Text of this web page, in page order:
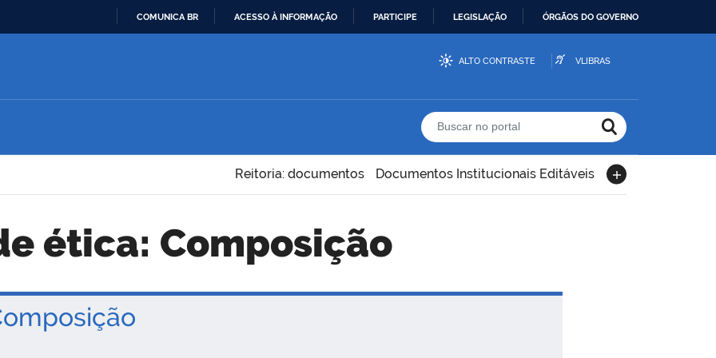
CONTEÚDO
COMUNICA BR ACESSO À INFORMAÇÃO PARTICIPE LEGISLAÇÃO ÓRGÃOS DO GOVERNO
ALTO CONTRASTE VLIBRAS
Buscar no portal
Reitoria: documentos Documentos Institucionais Editáveis
ética: Composição